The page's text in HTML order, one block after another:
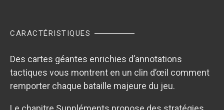
CARACTÉRISTIQUES
Des cartes géantes enrichies d’annotations
tactiques vous montrent en un clin d’œil comment
remporter chaque bataille majeure du jeu.